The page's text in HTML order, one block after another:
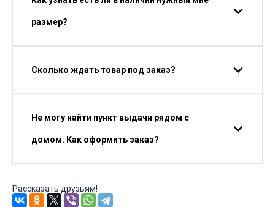
размер?
Сколько ждать товар под заказ?
Не могу найти пункт выдачи рядом с
домом. Как оформить заказ?
Рассказать друзьям!